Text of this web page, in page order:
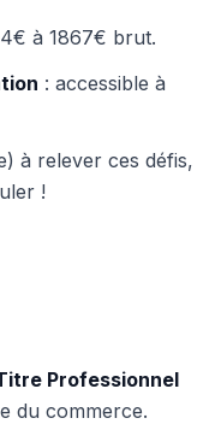
à 1867€ brut.
: accessible à
à relever ces défis,
!
Professionnel
du commerce.